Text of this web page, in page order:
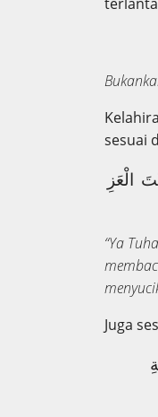
sesuai
الْعَزِ
“Ya
Juga